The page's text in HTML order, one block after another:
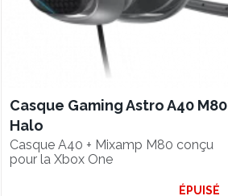
Casque Gaming Astro A40 M80
Halo
Casque A40 + Mixamp M80 conçu
pour la Xbox One
ÉPUISÉ